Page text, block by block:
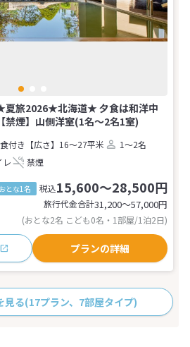
夏旅2026★北海道★ 夕食は和洋中
煙】山側洋室(1名～2名1室)
付き 【広さ】16～27平米
1～2名
レ 禁煙
おとな1名 税込15,600～28,500円
旅行代金合計31,200〜57,000円
(おとな2名 こども0名・1部屋/1泊2日)
プランの詳細
見る(17プラン、7部屋タイプ)